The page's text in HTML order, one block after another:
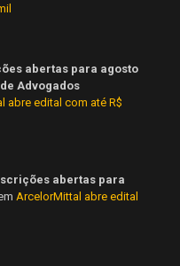
abertas para agosto
Advogados
abre edital com até R$
abertas para
ArcelorMittal abre edital